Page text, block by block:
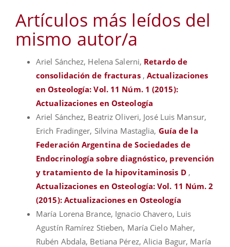
Artículos más leídos del
mismo autor/a
Ariel Sánchez, Helena Salerni, Retardo de
consolidación de fracturas , Actualizaciones
en Osteología: Vol. 11 Núm. 1 (2015):
Actualizaciones en Osteología
Ariel Sánchez, Beatriz Oliveri, José Luis Mansur,
Erich Fradinger, Silvina Mastaglia, Guía de la
Federación Argentina de Sociedades de
Endocrinología sobre diagnóstico, prevención
y tratamiento de la hipovitaminosis D ,
Actualizaciones en Osteología: Vol. 11 Núm. 2
(2015): Actualizaciones en Osteología
María Lorena Brance, Ignacio Chavero, Luis
Agustín Ramírez Stieben, María Cielo Maher,
Rubén Abdala, Betiana Pérez, Alicia Bagur, María